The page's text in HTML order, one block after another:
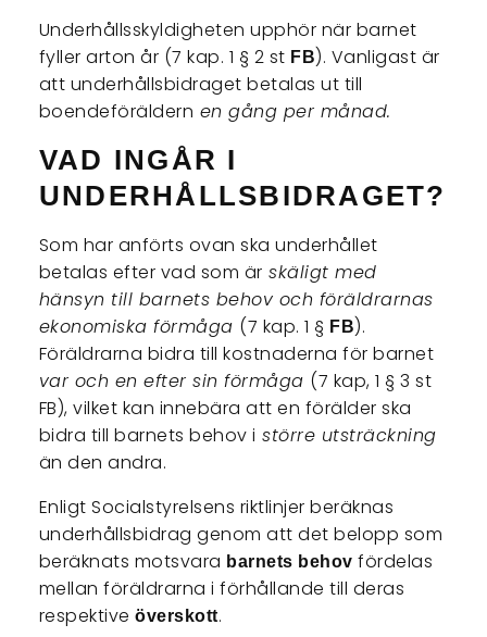
Underhållsskyldigheten upphör när barnet
fyller arton år (7 kap. 1 § 2 st FB). Vanligast är
att underhållsbidraget betalas ut till
boendeföräldern en gång per månad.
VAD INGÅR I
UNDERHÅLLSBIDRAGET?
Som har anförts ovan ska underhållet
betalas efter vad som är skäligt med
hänsyn till barnets behov och föräldrarnas
ekonomiska förmåga (7 kap. 1 § FB).
Föräldrarna bidra till kostnaderna för barnet
var och en efter sin förmåga (7 kap, 1 § 3 st
FB), vilket kan innebära att en förälder ska
bidra till barnets behov i större utsträckning
än den andra.
Enligt Socialstyrelsens riktlinjer beräknas
underhållsbidrag genom att det belopp som
beräknats motsvara barnets behovfördelas
mellan föräldrarna i förhållande till deras
respektiveöverskott.